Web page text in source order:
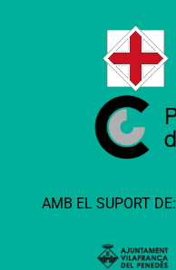
AMB EL SUPORT DE: